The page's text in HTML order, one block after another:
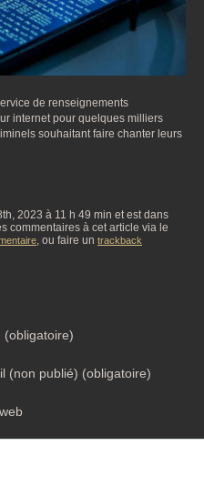
de renseignements
internet pour quelques milliers
souhaitant faire chanter leurs
2023 à 11 h 49 min et est dans
commentaires à cet article via le
, ou faire un trackback
(obligatoire)
(non publié) (obligatoire)